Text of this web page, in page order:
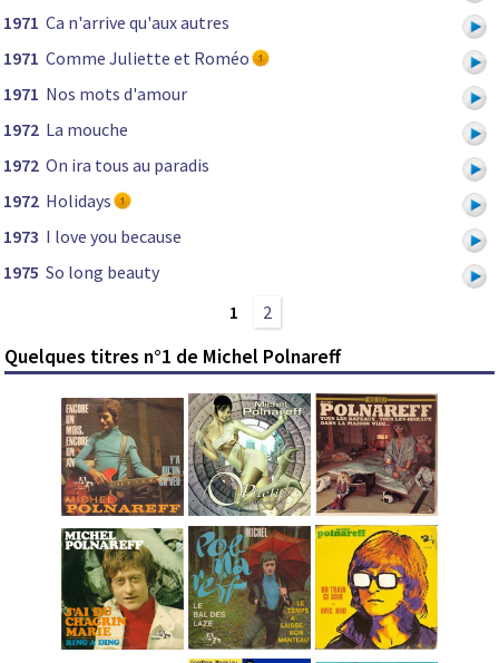
1971 Ca n'arrive qu'aux autres
1971 Comme Juliette et Roméo
1971 Nos mots d'amour
1972 La mouche
1972 On ira tous au paradis
1972 Holidays
1973 I love you because
1975 So long beauty
1
2
Quelques titres n°1 de Michel Polnareff